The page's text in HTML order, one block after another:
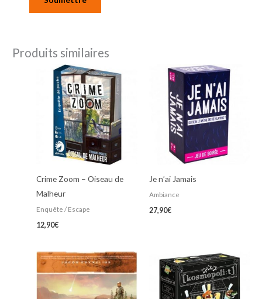
Produits similaires
Crime Zoom – Oiseau de
Malheur
Enquête / Escape
12,90€
Je n’ai Jamais
Ambiance
27,90€